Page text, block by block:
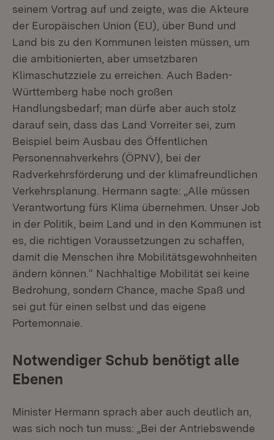
seinem Vortrag auf und zeigte, was die Akteure
der Europäischen Union (EU), über Bund und
Land bis zu den Kommunen leisten müssen, um
die ambitionierten, aber umsetzbaren
Klimaschutzziele zu erreichen. Auch Baden-
Württemberg habe noch großen
Handlungsbedarf; man dürfe aber auch stolz
darauf sein, dass das Land Vorreiter sei, zum
Beispiel beim Ausbau des Öffentlichen
Personennahverkehrs (ÖPNV), bei der
Radverkehrsförderung und der klimafreundlichen
Verkehrsplanung. Hermann sagte: „Alle müssen
Verantwortung fürs Klima übernehmen. Unser Job
in der Politik, beim Land und in den Kommunen ist
es, die richtigen Voraussetzungen zu schaffen,
damit die Menschen ihre Mobilitätsgewohnheiten
ändern können.“ Nachhaltige Mobilität sei keine
Bedrohung, sondern Chance, mache Spaß und
sei gut für einen selbst und das eigene
Portemonnaie.
Notwendiger Schub benötigt alle
Ebenen
Minister Hermann sprach aber auch deutlich an,
was sich noch tun muss: „Bei der Antriebswende